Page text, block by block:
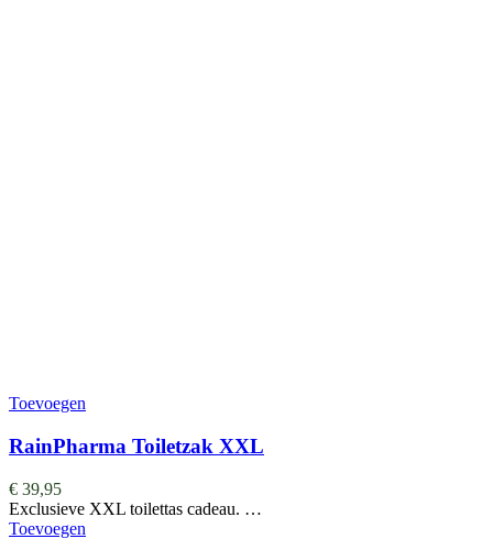
Toevoegen
RainPharma Toiletzak XXL
€ 39,95
Exclusieve XXL toilettas cadeau. …
Toevoegen